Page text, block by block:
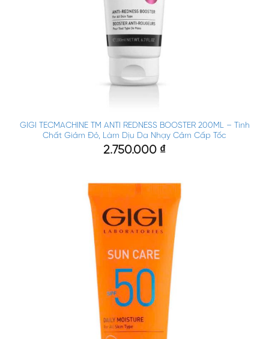
GIGI TECMACHINE TM ANTI REDNESS BOOSTER 200ML – Tinh
Chất Giảm Đỏ, Làm Dịu Da Nhạy Cảm Cấp Tốc
2.750.000 ₫